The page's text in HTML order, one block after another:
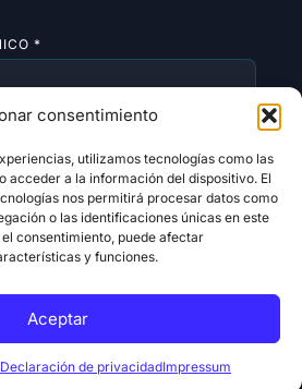
consentimiento
utilizamos tecnologías como las
acceder a la información del dispositivo. El
nos permitirá procesar datos como
o las identificaciones únicas en este
consentimiento, puede afectar
y funciones.
Aceptar
Declaración de privacidadImpressum
*
All rights Reserved. Design by